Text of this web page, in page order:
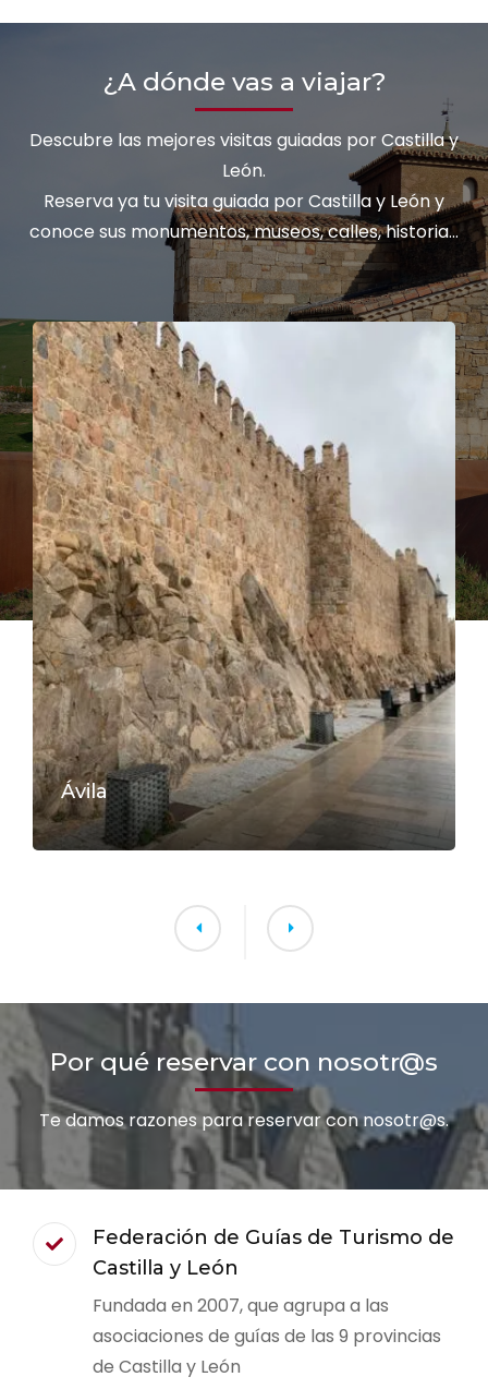
¿A dónde vas a viajar?
Descubre las mejores visitas guiadas por Castilla y
León.
Reserva ya tu visita guiada por Castilla y León y
conoce sus monumentos, museos, calles, historia...
Ávila
Por qué reservar con nosotr@s
Te damos razones para reservar con nosotr@s.
Federación de Guías de Turismo de
Castilla y León
Fundada en 2007, que agrupa a las
asociaciones de guías de las 9 provincias
de Castilla y León